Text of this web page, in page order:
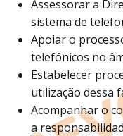
Assessorar a
sistema de
Apoiar o
telefónicos no
Estabelecer
utilização dessa
Acompanhar o
a